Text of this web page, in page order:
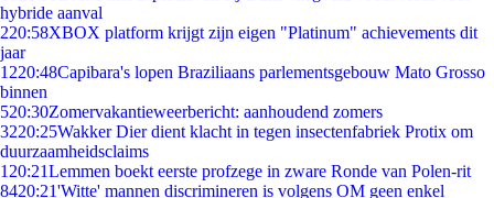
hybride aanval
220:58XBOX platform krijgt zijn eigen "Platinum" achievements dit
jaar
1220:48Capibara's lopen Braziliaans parlementsgebouw Mato Grosso
binnen
520:30Zomervakantieweerbericht: aanhoudend zomers
3220:25Wakker Dier dient klacht in tegen insectenfabriek Protix om
duurzaamheidsclaims
1 20:21Lemmen boekt eerste profzege in zware Ronde van Polen-rit
8420:21'Witte' mannen discrimineren is volgens OM geen enkel